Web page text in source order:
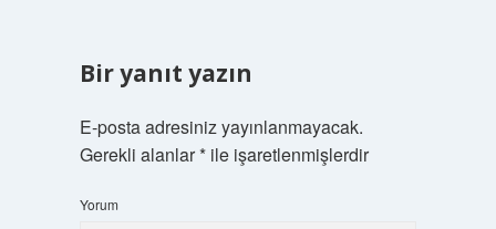
Bir yanıt yazın
E-posta adresiniz yayınlanmayacak.
Gerekli alanlar*ile işaretlenmişlerdir
Yorum